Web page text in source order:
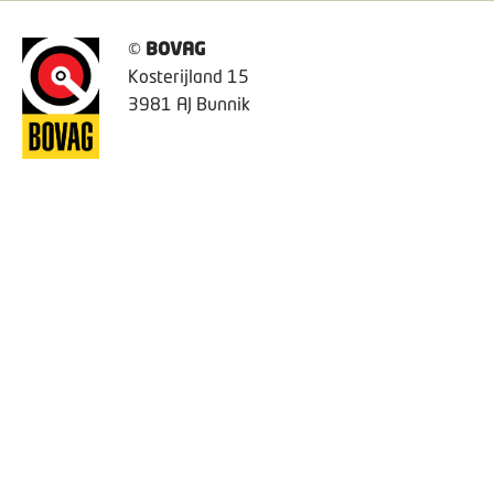
© BOVAG
Kosterijland 15
3981 AJ Bunnik